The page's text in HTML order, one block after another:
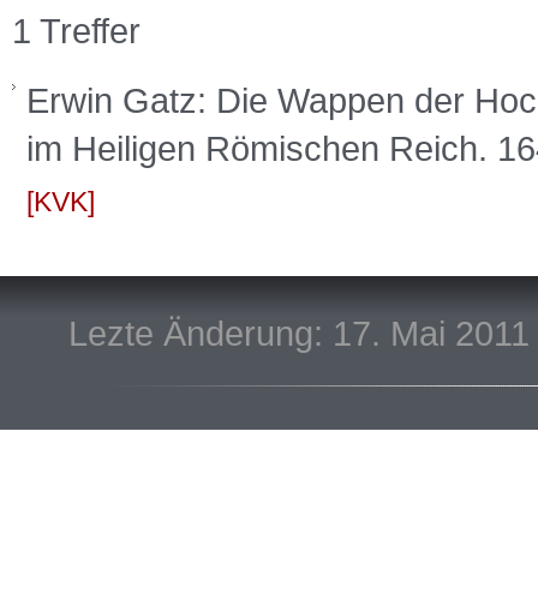
1 Treffer
Erwin Gatz: Die Wappen der
im Heiligen Römischen Reich.
KVK
Lezte Änderung: 17. Mai